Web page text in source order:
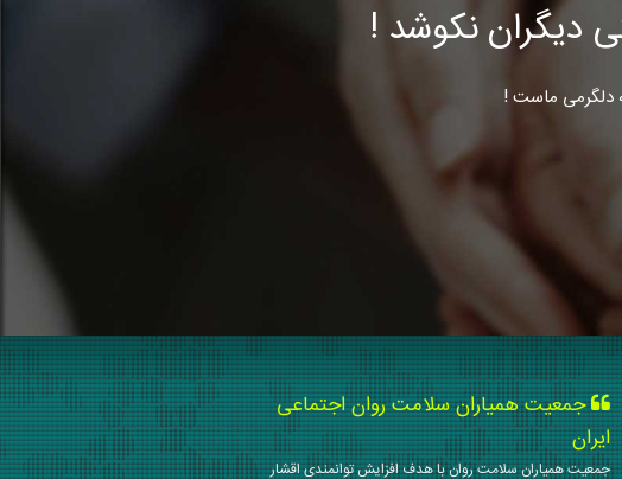
دیگران نکوشد !
دلگرمی ماست !
جمعیت همیاران سلامت روان اجتماعی
ایران
جمعیت همیاران سلامت روان با هدف افزایش توانمندی اقشار